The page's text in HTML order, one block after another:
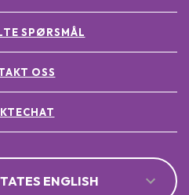
SPØRSMÅL
OSS
ENGLISH